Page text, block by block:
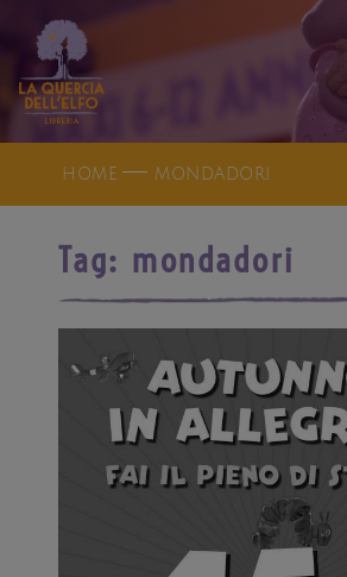
HOME MONDADORI
Tag: mondadori